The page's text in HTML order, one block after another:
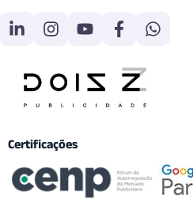
Certificações